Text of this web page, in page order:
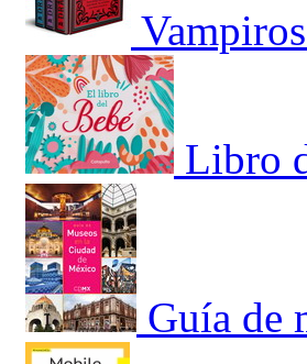
Libro
Guía de